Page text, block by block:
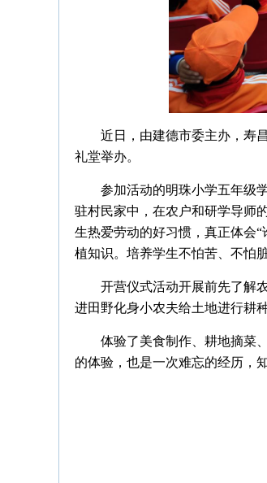
近日，由建德市委主办，寿
礼堂举办。
参加活动的明珠小学五年级
驻村民家中，在农户和研学导师
生热爱劳动的好习惯，真正体会
植知识。培养学生不怕苦、不怕
开营仪式活动开展前先了解
进田野化身小农夫给土地进行耕
体验了美食制作、耕地摘菜
的体验，也是一次难忘的经历，